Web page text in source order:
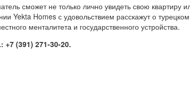
сможет не только лично увидеть свою квартиру
Yekta Homes с удовольствием расскажут о турецком
менталитета и государственного устройства.
(391) 271-30-20.